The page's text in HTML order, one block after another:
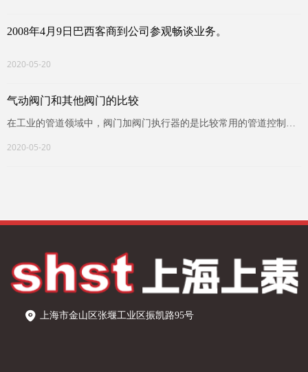
2008年4月9日巴西客商到公司参观畅谈业务。
2020-05-20
气动阀门和其他阀门的比较
在工业的管道领域中，阀门加阀门执行器的是比较常用的管道控制设
球阀和其他阀门有各自的特性。
2020-05-20
上海市金山区张堰工业区振凯路95号